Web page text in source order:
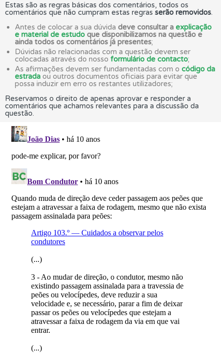
Estas são as regras básicas dos comentários, todos os
comentários que não cumpram estas regras serão removidos.
Antes de colocar a sua dúvida deve consultar a explicação
e material de estudo que disponibilizamos na questão e
ainda todos os comentários já presentes;
Dúvidas não relacionadas com a questão devem ser
colocadas através do nosso formulário de contacto;
As afirmações devem ser fundamentadas com o código da
estrada ou outros documentos oficiais para evitar que
possa induzir em erro os restantes utilizadores;
Reservamos o direito de apenas aprovar e responder a
comentários que achamos relevantes para a discussão da
questão.